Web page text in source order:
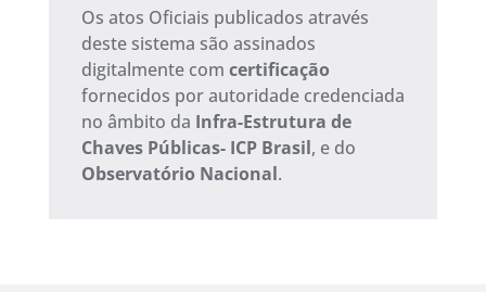
Os atos Oficiais publicados através
deste sistema são assinados
digitalmente com certificação
fornecidos por autoridade credenciada
no âmbito da Infra-Estrutura de
Chaves Públicas- ICP Brasil, e do
Observatório Nacional.